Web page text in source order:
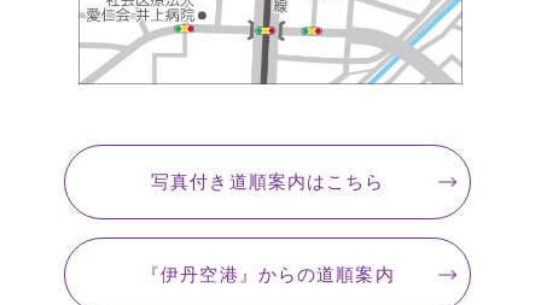
写真付き道順案内はこちら
『伊丹空港』 からの道順案内